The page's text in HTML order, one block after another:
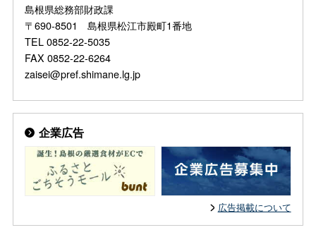
島根県総務部財政課
〒690-8501 島根県松江市殿町1番地
TEL 0852-22-5035
FAX 0852-22-6264
zaisei@pref.shimane.lg.jp
企業広告
広告掲載について